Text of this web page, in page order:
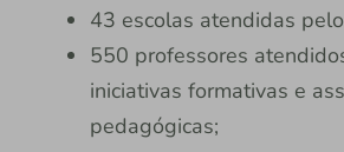
43 escolas atendidas
550 professores
iniciativas formativas e
pedagógicas;